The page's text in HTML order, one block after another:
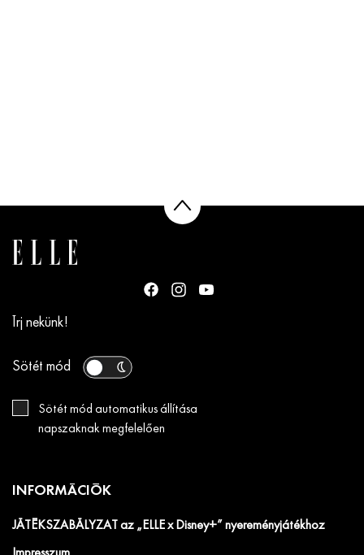
Írj nekünk!
Sötét mód
Sötét mód automatikus állítása
napszaknak megfelelően
INFORMÁCIÓK
JÁTÉKSZABÁLYZAT az „ELLE x Disney+” nyereményjátékhoz